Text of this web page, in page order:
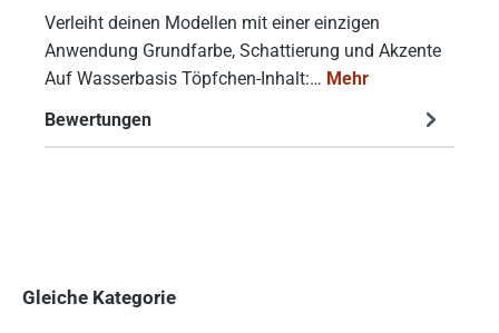
Verleiht deinen Modellen mit einer einzigen
Anwendung Grundfarbe, Schattierung und Akzente
Auf Wasserbasis Töpfchen-Inhalt:… Mehr
Bewertungen
Gleiche Kategorie